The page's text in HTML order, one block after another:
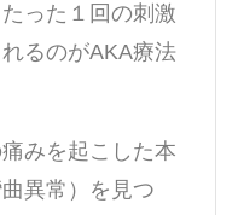
った１回の刺激
るのがAKA療法
みを起こした本
異常）を見つ